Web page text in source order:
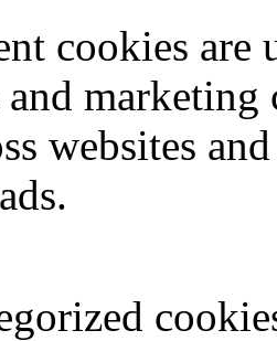
cookies
marketing
websites